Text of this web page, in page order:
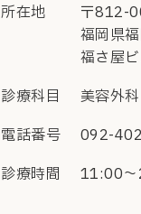
所在地
〒812-
福岡県
福さ屋
診療科目
美容外
電話番号
092-
診療時間
11:00〜